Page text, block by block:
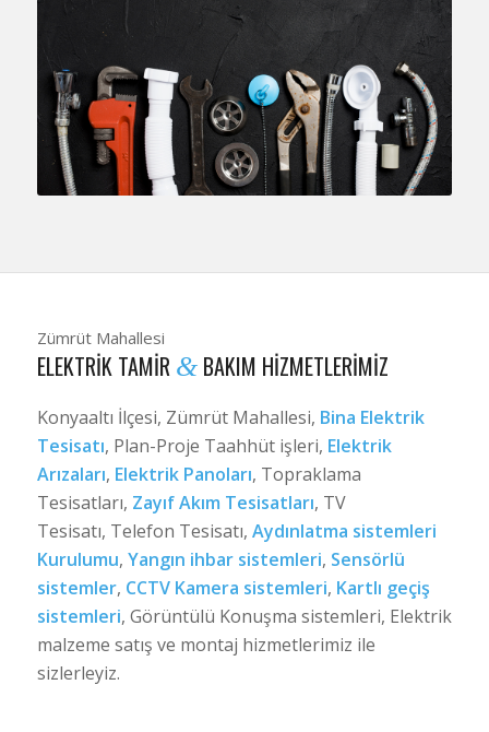
Zümrüt Mahallesi
ELEKTRIK TAMIR &BAKIM HIZMETLERIMIZ
Konyaaltı İlçesi, Zümrüt Mahallesi, Bina Elektrik
Tesisatı, Plan-Proje Taahhüt işleri, Elektrik
Arızaları, Elektrik Panoları, Topraklama
Tesisatları, Zayıf Akım Tesisatları, TV
Tesisatı, Telefon Tesisatı, Aydınlatma sistemleri
Kurulumu, Yangın ihbar sistemleri, Sensörlü
sistemler, CCTV Kamera sistemleri, Kartlı geçiş
sistemleri, Görüntülü Konuşma sistemleri, Elektrik
malzeme satış ve montaj hizmetlerimiz ile
sizlerleyiz.